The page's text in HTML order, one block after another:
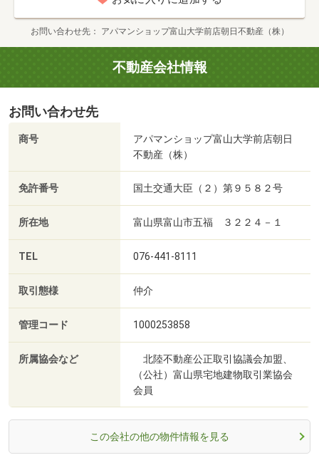
お問い合わせ先 アパマンショップ富山大学前店朝日不動産（株）
不動産会社情報
お問い合わせ先
商号
アパマンショップ富山大学前店朝日
不動産（株）
免許番号 国土交通大臣（２）第９５８２号
所在地 富山県富山市五福 ３２２４－１
TEL 076-441-8111
取引態様 仲介
管理コード 1000253858
所属協会など
北陸不動産公正取引協議会加盟、
（公社）富山県宅地建物取引業協会
会員
この会社の他の物件情報を見る